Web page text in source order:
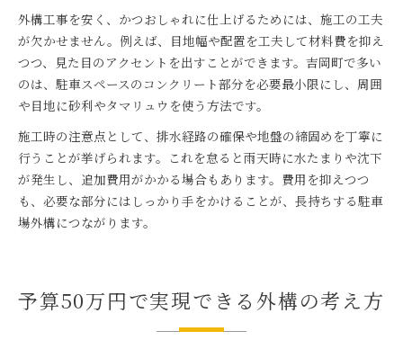
外構工事を安く、かつおしゃれに仕上げるためには、施工の工夫
が欠かせません。例えば、目地幅や配置を工夫して材料費を抑え
つつ、見た目のアクセントを出すことができます。吉岡町で多い
のは、駐車スペースのコンクリート部分を必要最小限にし、周囲
や目地に砂利やタマリュウを使う方法です。
施工時の注意点として、排水経路の確保や地盤の締固めを丁寧に
行うことが挙げられます。これを怠ると雨天時に水たまりや沈下
が発生し、追加費用がかかる場合もあります。費用を抑えつつ
も、必要な部分にはしっかり手をかけることが、長持ちする駐車
場外構につながります。
予算50万円で実現できる外構の考え方